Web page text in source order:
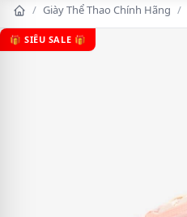
/ Giày Thể Thao Chính Hãng /
🎁 SIÊU SALE 🎁